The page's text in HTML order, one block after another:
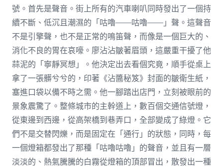
號。首先是聲音。街上所有的汽車喇叭同時發出了一個持
續不斷、低沉且潮濕的「咕嚕——咕嚕——」聲。這聲音
不是引擎聲，也不是正常的鳴笛聲，而像是一個巨大的、
消化不良的胃在哀嚎。廖沾沾皺著眉頭，這嚴重干擾了他
蒜泥的「寧靜冥想」。他決定出去看個究竟，順手從桌上
拿了一張髒兮兮的，印著《沾醬秘笈》封面的皺衛生紙，
塞進口袋以備不時之需。他一腳踏出店門，立刻被眼前的
景象震驚了。整條城市的主幹道上，數百個交通信號燈，
從東邊到西邊，從高架橋到巷弄口，全部變成了綠燈。它
們不是交替閃爍，而是固定在「通行」的狀態，同時，每
一個燈箱都發出了那種「咕嚕咕嚕」的聲音，並且有一層
淡淡的、熱氣騰騰的白霧從燈箱的頂部冒出，散發出一種